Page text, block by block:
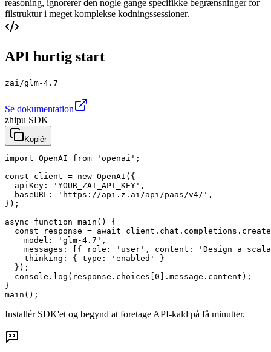
reasoning, ignorerer den nogle gange specifikke begrænsninger for
filstruktur i meget komplekse kodningssessioner.
API hurtig start
zai/glm-4.7
Se dokumentation
zhipu SDK
Kopiér
import OpenAI from 'openai';
const client = new OpenAI({
  apiKey: 'YOUR_ZAI_API_KEY',
  baseURL: 'https://api.z.ai/api/paas/v4/',
});
async function main() {
const response = await
    model: 'glm-4.7',
messages: [{ role: 'user', content: 'Design a
    thinking: { type: 'enabled' }
  });
  console.log(response.choices[0].message.content);
}
main();
Installér SDK'et og begynd at foretage API-kald på få minutter.